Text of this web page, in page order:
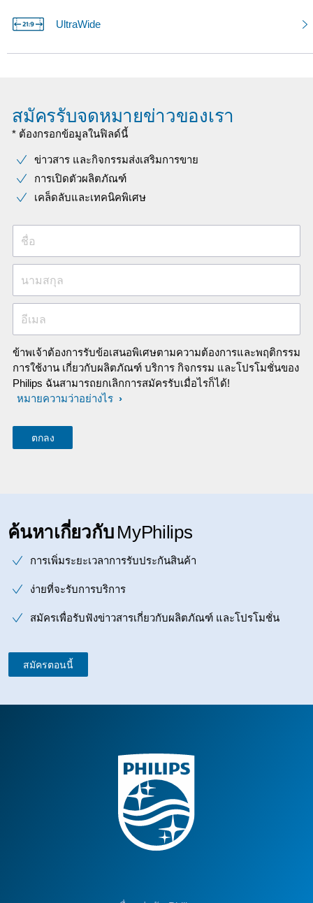
UltraWide
สมัครรับจดหมายข่าวของเรา
* ต้องกรอกข้อมูลในฟิลด์นี้
ข่าวสาร และกิจกรรมส่งเสริมการขาย
การเปิดตัวผลิตภัณฑ์
เคล็ดลับและเทคนิคพิเศษ
ชื่อ
นามสกุล
อีเมล
ข้าพเจ้าต้องการรับข้อเสนอพิเศษตามความต้องการและพฤติกรรม
การใช้งาน เกี่ยวกับผลิตภัณฑ์ บริการ กิจกรรม และโปรโมชั่นของ
Philips ฉันสามารถยกเลิกการสมัครรับเมื่อไรก็ได้!
หมายความว่าอย่างไร
ค้นหาเกี่ยวกับ MyPhilips
การเพิ่มระยะเวลาการรับประกันสินค้า
ง่ายที่จะรับการบริการ
สมัครเพื่อรับฟังข่าวสารเกี่ยวกับผลิตภัณฑ์ และโปรโมชั่น
สมัครตอนนี้